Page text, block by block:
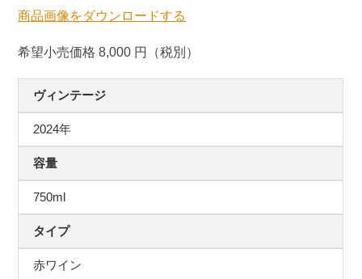
商品画像をダウンロードする
希望小売価格 8,000 円（税別）
ヴィンテージ
2024年
容量
750ml
タイプ
赤ワイン